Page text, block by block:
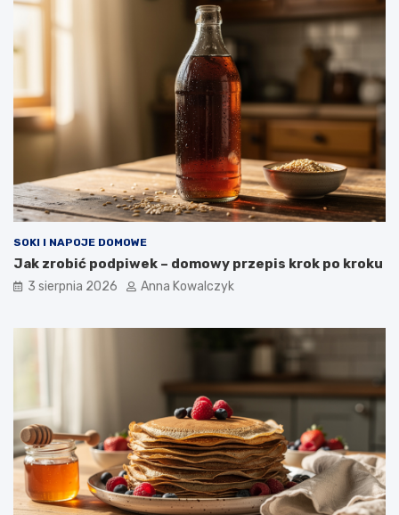
SOKI I NAPOJE DOMOWE
Jak zrobić podpiwek – domowy przepis krok po kroku
3 sierpnia 2026 Anna Kowalczyk